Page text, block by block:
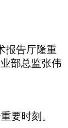
报告厅隆重
部总监张伟
要时刻。